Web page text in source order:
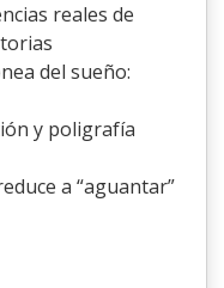
reales de
del sueño:
y poligrafía
a “aguantar”